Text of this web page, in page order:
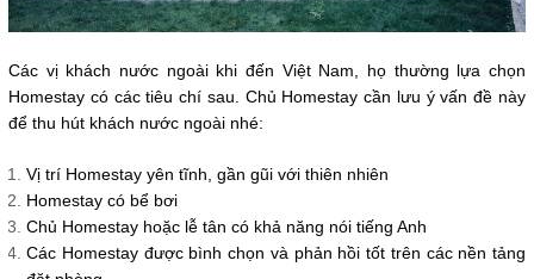
Các vị khách nước ngoài khi đến Việt Nam, họ thường lựa chọn
Homestay có các tiêu chí sau. Chủ Homestay cần lưu ý vấn đề này
để thu hút khách nước ngoài nhé:
Vị trí Homestay yên tĩnh, gần gũi với thiên nhiên
Homestay có bể bơi
Chủ Homestay hoặc lễ tân có khả năng nói tiếng Anh
Các Homestay được bình chọn và phản hồi tốt trên các nền tảng